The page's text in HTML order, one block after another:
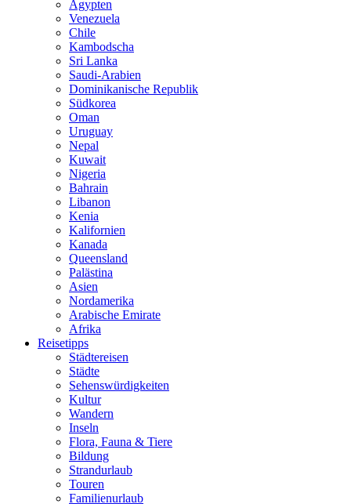
Ägypten
Venezuela
Chile
Kambodscha
Sri Lanka
Saudi-Arabien
Dominikanische Republik
Südkorea
Oman
Uruguay
Nepal
Kuwait
Nigeria
Bahrain
Libanon
Kenia
Kalifornien
Kanada
Queensland
Palästina
Asien
Nordamerika
Arabische Emirate
Afrika
Reisetipps
Städtereisen
Städte
Sehenswürdigkeiten
Kultur
Wandern
Inseln
Flora, Fauna & Tiere
Bildung
Strandurlaub
Touren
Familienurlaub